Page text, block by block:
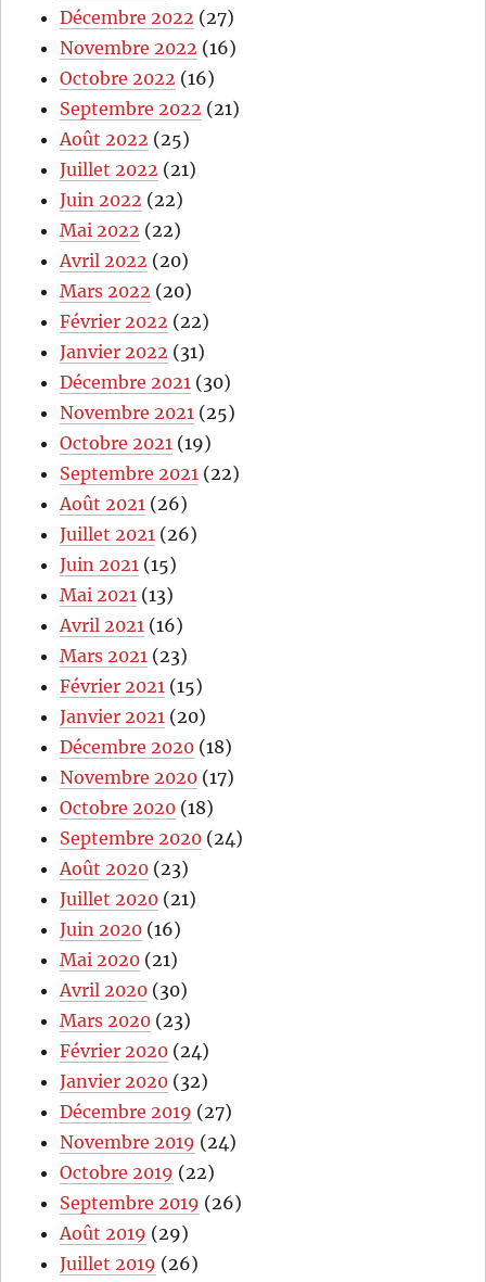
Décembre 2022 (27)
Novembre 2022 (16)
Octobre 2022 (16)
Septembre 2022 (21)
Août 2022 (25)
Juillet 2022 (21)
Juin 2022 (22)
Mai 2022 (22)
Avril 2022 (20)
Mars 2022 (20)
Février 2022 (22)
Janvier 2022 (31)
Décembre 2021 (30)
Novembre 2021 (25)
Octobre 2021 (19)
Septembre 2021 (22)
Août 2021 (26)
Juillet 2021 (26)
Juin 2021 (15)
Mai 2021 (13)
Avril 2021 (16)
Mars 2021 (23)
Février 2021 (15)
Janvier 2021 (20)
Décembre 2020 (18)
Novembre 2020 (17)
Octobre 2020 (18)
Septembre 2020 (24)
Août 2020 (23)
Juillet 2020 (21)
Juin 2020 (16)
Mai 2020 (21)
Avril 2020 (30)
Mars 2020 (23)
Février 2020 (24)
Janvier 2020 (32)
Décembre 2019 (27)
Novembre 2019 (24)
Octobre 2019 (22)
Septembre 2019 (26)
Août 2019 (29)
Juillet 2019 (26)